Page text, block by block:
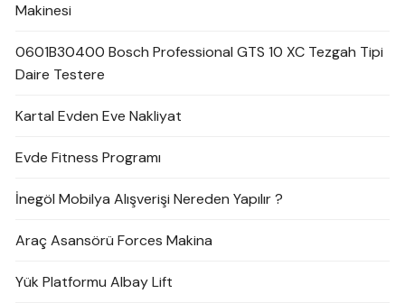
Makinesi
0601B30400 Bosch Professional GTS 10 XC Tezgah Tipi
Daire Testere
Kartal Evden Eve Nakliyat
Evde Fitness Programı
İnegöl Mobilya Alışverişi Nereden Yapılır ?
Araç Asansörü Forces Makina
Yük Platformu Albay Lift